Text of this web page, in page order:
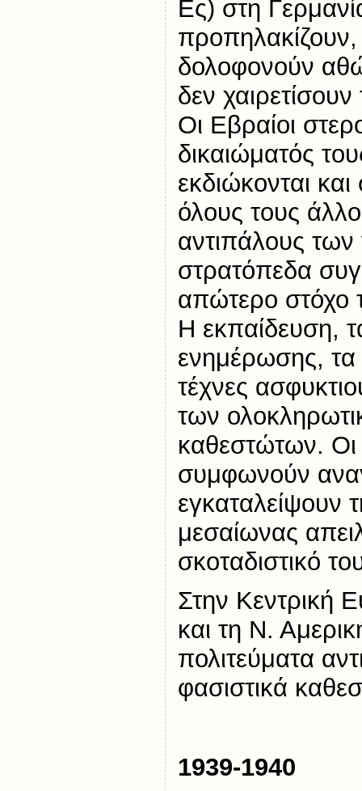
Ες) στη
δολοφονούν
δεν
Οι Εβραίοι
δικαιώματός
εκδιώκονται
όλους τους
αντιπάλους των
στρατόπεδα
απώτερο στόχο
Η εκπαίδευση,
ενημέρωσης, τα
τέχνες
των
καθεστώτων. Οι
συμφωνούν
εγκαταλείψουν
μεσαίωνας
σκοταδιστικό
Στην Κεντρική
και τη Ν.
πολιτεύματα
φασιστικά
1939-1940